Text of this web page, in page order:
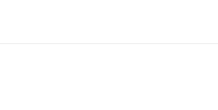
면 맛있게 만들어보세요! ■재료■ 등뼈 2kg, 양파, 월계수잎, 통
세요 집 앞 마트에 가니 등..